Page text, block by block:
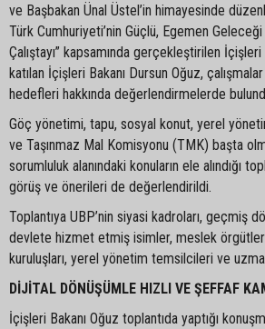
ve Başbakan Ünal Üstel’in himayesinde
Türk Cumhuriyeti’nin Güçlü, Egemen
Çalıştayı” kapsamında gerçekleştirilen
katılan İçişleri Bakanı Dursun Oğuz,
hedefleri hakkında değerlendirmelerde
Göç yönetimi, tapu, sosyal konut, yerel
ve Taşınmaz Mal Komisyonu (TMK) başta
sorumluluk alanındaki konuların ele alındığı
görüş ve önerileri de değerlendirildi.
Toplantıya UBP’nin siyasi kadroları, geçmiş
devlete hizmet etmiş isimler, meslek
kuruluşları, yerel yönetim temsilcileri ve
DİJİTAL DÖNÜŞÜMLE HIZLI VE ŞEFFAF
İçişleri Bakanı Oğuz toplantıda yaptığı